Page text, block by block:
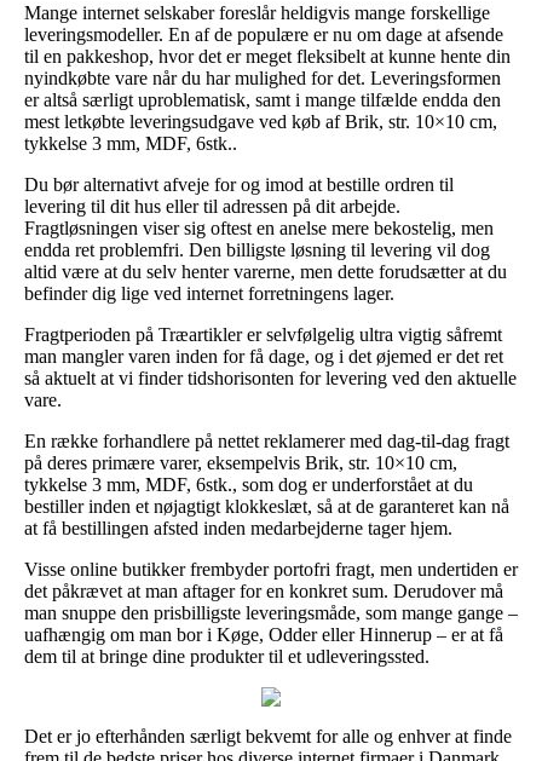
Mange internet selskaber foreslår heldigvis mange forskellige
leveringsmodeller. En af de populære er nu om dage at afsende
til en pakkeshop, hvor det er meget fleksibelt at kunne hente din
nyindkøbte vare når du har mulighed for det. Leveringsformen
er altså særligt uproblematisk, samt i mange tilfælde endda den
mest letkøbte leveringsudgave ved køb af Brik, str. 10×10 cm,
tykkelse 3 mm, MDF, 6stk..
Du bør alternativt afveje for og imod at bestille ordren til
levering til dit hus eller til adressen på dit arbejde.
Fragtløsningen viser sig oftest en anelse mere bekostelig, men
endda ret problemfri. Den billigste løsning til levering vil dog
altid være at du selv henter varerne, men dette forudsætter at du
befinder dig lige ved internet forretningens lager.
Fragtperioden på Træartikler er selvfølgelig ultra vigtig såfremt
man mangler varen inden for få dage, og i det øjemed er det ret
så aktuelt at vi finder tidshorisonten for levering ved den aktuelle
vare.
En række forhandlere på nettet reklamerer med dag-til-dag fragt
på deres primære varer, eksempelvis Brik, str. 10×10 cm,
tykkelse 3 mm, MDF, 6stk., som dog er underforstået at du
bestiller inden et nøjagtigt klokkeslæt, så at de garanteret kan nå
at få bestillingen afsted inden medarbejderne tager hjem.
Visse online butikker frembyder portofri fragt, men undertiden er
det påkrævet at man aftager for en konkret sum. Derudover må
man snuppe den prisbilligste leveringsmåde, som mange gange –
uafhængig om man bor i Køge, Odder eller Hinnerup – er at få
dem til at bringe dine produkter til et udleveringssted.
Det er jo efterhånden særligt bekvemt for alle og enhver at finde